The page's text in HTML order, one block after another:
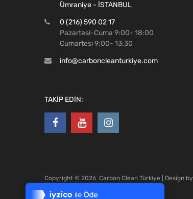
7/24 Canlı Destek
Ümraniye - İSTANBUL
0 (216) 590 02 17
Pazartesi-Cuma 9:00- 18:00
Cumartesi 9:00- 13:30
info@carboncleanturkiye.com
TAKİP EDİN:
Copyright © 2026 Carbon Clean Türkiye | Design by